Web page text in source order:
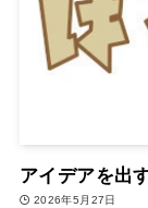
アイデアを出
2026年5月27日